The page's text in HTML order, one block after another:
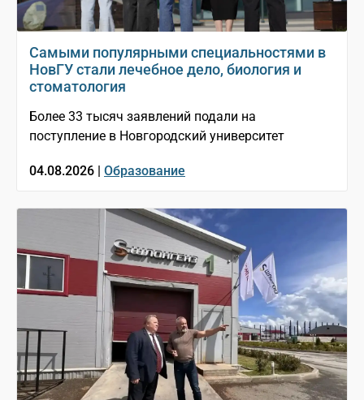
Самыми популярными специальностями в
НовГУ стали лечебное дело, биология и
стоматология
Более 33 тысяч заявлений подали на
поступление в Новгородский университет
04.08.2026 | Образование